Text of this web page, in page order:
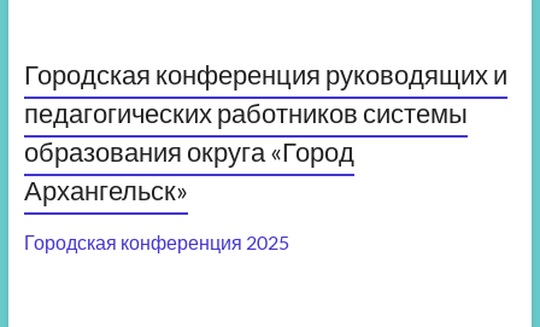
Городская конференция руководящих и
педагогических работников системы
образования округа «Город
Архангельск»
Городская конференция 2025